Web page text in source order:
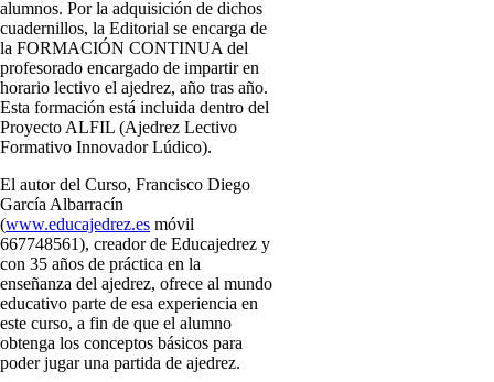
alumnos. Por la adquisición de dichos
cuadernillos, la Editorial se encarga de
la FORMACIÓN CONTINUA del
profesorado encargado de impartir en
horario lectivo el ajedrez, año tras año.
Esta formación está incluida dentro del
Proyecto ALFIL (Ajedrez Lectivo
Formativo Innovador Lúdico).
El autor del Curso, Francisco Diego
García Albarracín
(www.educajedrez.es móvil
667748561), creador de Educajedrez y
con 35 años de práctica en la
enseñanza del ajedrez, ofrece al mundo
educativo parte de esa experiencia en
este curso, a fin de que el alumno
obtenga los conceptos básicos para
poder jugar una partida de ajedrez.